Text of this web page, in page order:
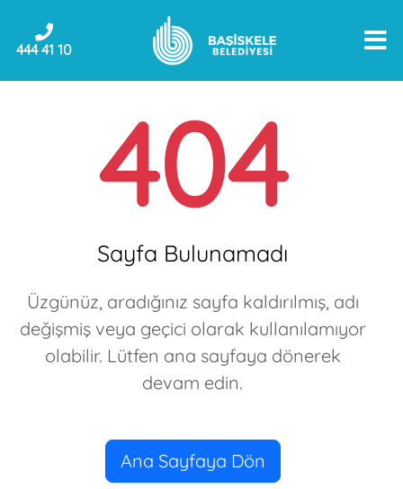
444 41 10
404
Sayfa Bulunamadı
Üzgünüz, aradığınız sayfa kaldırılmış, adı
değişmiş veya geçici olarak kullanılamıyor
olabilir. Lütfen ana sayfaya dönerek
devam edin.
Ana Sayfaya Dön